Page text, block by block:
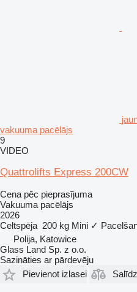
vakuuma pacēlājs
9
VIDEO
Quattrolifts Express 200CW
Cena pēc pieprasījuma
Vakuuma pacēlājs
2026
Celtspēja 200 kg Mini ✓
Polija, Katowice
Glass Land Sp. z o.o.
Sazināties ar pārdevēju
Pievienot izlasei